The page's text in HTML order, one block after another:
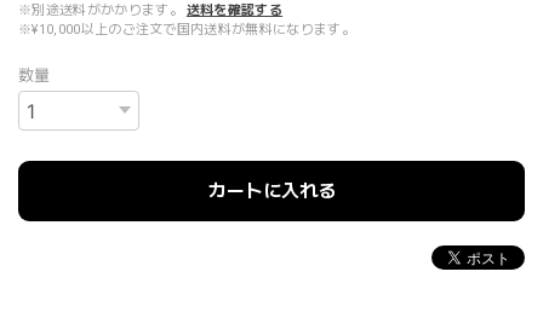
※別途送料がかかります。
送料を確認する
※¥10,000以上のご注文で国内送料が無料になります。
数量
カートに入れる